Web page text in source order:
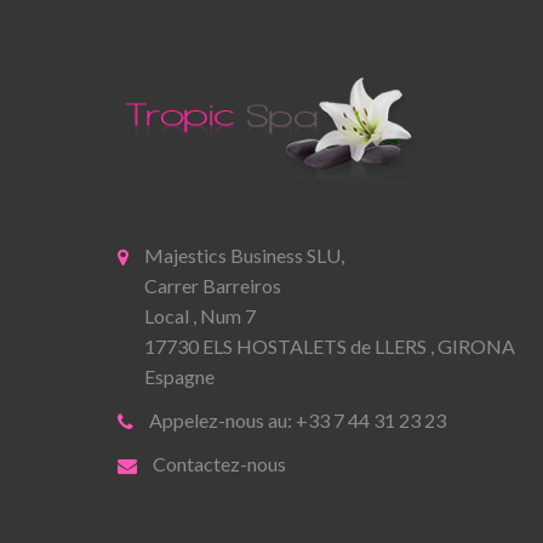
Majestics Business SLU,
Carrer Barreiros
Local , Num 7
17730 ELS HOSTALETS de LLERS , GIRONA
Espagne
Appelez-nous au: +33 7 44 31 23 23
Contactez-nous